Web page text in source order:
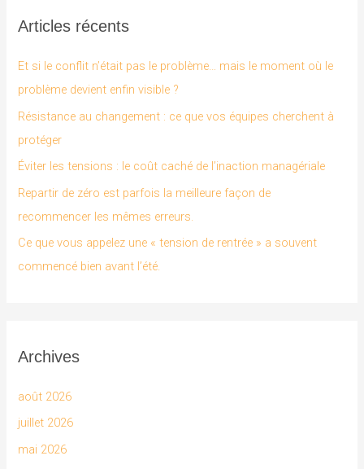
e
h
e
r
:
Articles récents
Et si le conflit n’était pas le problème… mais le moment où le
problème devient enfin visible ?
Résistance au changement : ce que vos équipes cherchent à
protéger
Éviter les tensions : le coût caché de l’inaction managériale
Repartir de zéro est parfois la meilleure façon de
recommencer les mêmes erreurs.
Ce que vous appelez une « tension de rentrée » a souvent
commencé bien avant l’été.
Archives
août 2026
juillet 2026
mai 2026